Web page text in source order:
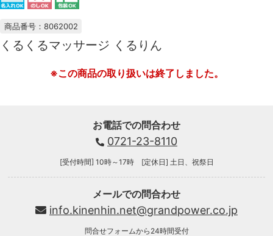
商品番号：8062002
くるくるマッサージ くるりん
※この商品の取り扱いは終了しました。
お電話での問合わせ
0721-23-8110
[受付時間] 10時～17時 [定休日] 土日、祝祭日
メールでの問合わせ
info.kinenhin.net@grandpower.co.jp
問合せフォームから24時間受付